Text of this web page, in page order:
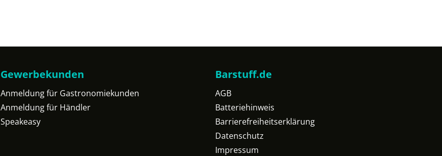
Gewerbekunden
Anmeldung für Gastronomiekunden
Anmeldung für Händler
Speakeasy
Barstuff.de
AGB
Batteriehinweis
Barrierefreiheitserklärung
Datenschutz
Impressum